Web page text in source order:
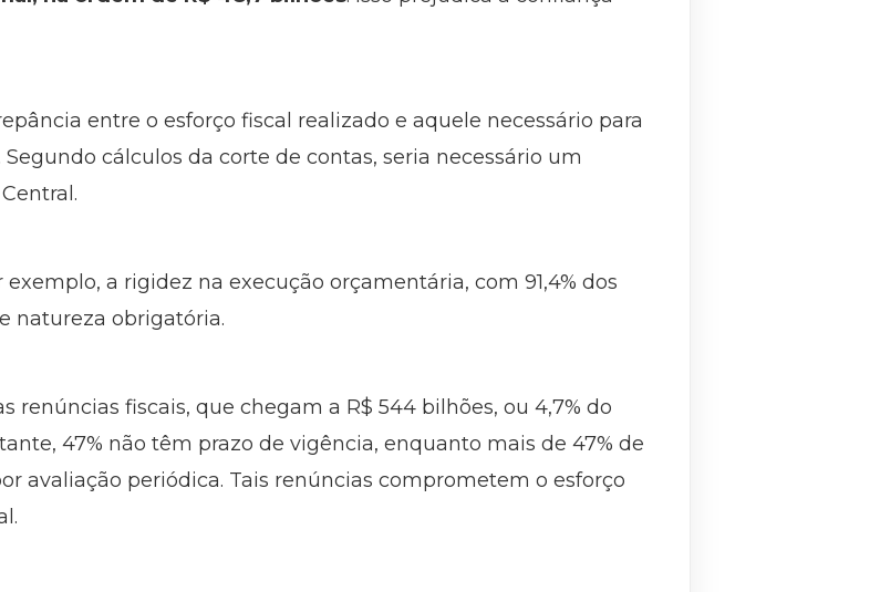
entre o esforço fiscal realizado e aquele necessário para
cálculos da corte de contas, seria necessário um
a rigidez na execução orçamentária, com 91,4% dos
natureza obrigatória.
fiscais, que chegam a R$ 544 bilhões, ou 4,7% do
47% não têm prazo de vigência, enquanto mais de 47% de
avaliação periódica. Tais renúncias comprometem o esforço